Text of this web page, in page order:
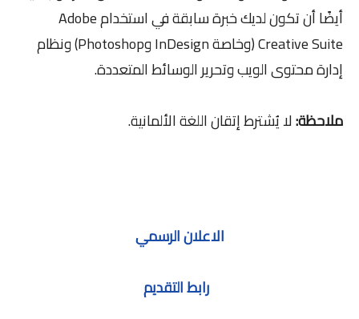
أيضًا أن تكون لديك خبرة سابقة في استخدام Adobe
Creative Suite (وخاصة InDesign وPhotoshop) ونظام
إدارة محتوى الويب وتحرير الوسائط المتعددة.
ملاحظة:لا يُشترط إتقان اللغة الألمانية.
الاعلان الرسمي
رابط التقديم